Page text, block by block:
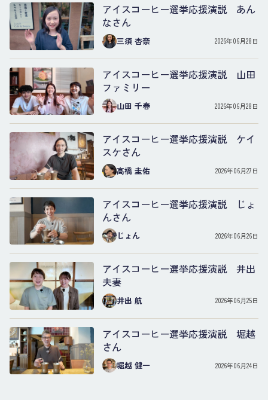
アイスコーヒー選挙応援演説 あん
なさん
三須 杏奈 2026年06月28日
アイスコーヒー選挙応援演説 山田
ファミリー
山田 千春 2026年06月28日
アイスコーヒー選挙応援演説 ケイ
スケさん
高橋 圭佑 2026年06月27日
アイスコーヒー選挙応援演説 じょ
んさん
じょん 2026年06月26日
アイスコーヒー選挙応援演説 井出
夫妻
井出 航 2026年06月25日
アイスコーヒー選挙応援演説 堀越
さん
堀越 健一 2026年06月24日